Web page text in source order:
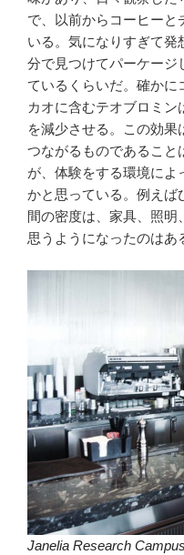
で、以前からコーヒーと
いる。気になりすぎて発
分で見つけてパーケージ
ているくらいだ。確かに
カオに含むテオブロミ
を減少させる。この効果
つながるものであること
が、体験をする環境によ
かと思っている。例えば
間の密度は、家具、照明
思うようになったのはあ
Janelia Research